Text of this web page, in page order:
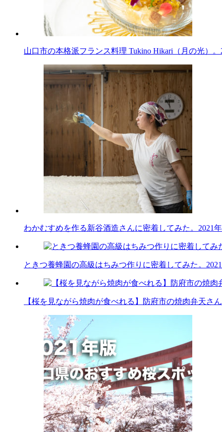
山口市の本格派フランス料理 Tukino Hikari（月の光）。
わかむすめを作る新谷酒造さんに密着してみた。 2021
ときつ養蜂園の高級はちみつ作りに密着してみた。
【桜を見ながら焼肉が食べれる】防府市の焼肉弁天さ